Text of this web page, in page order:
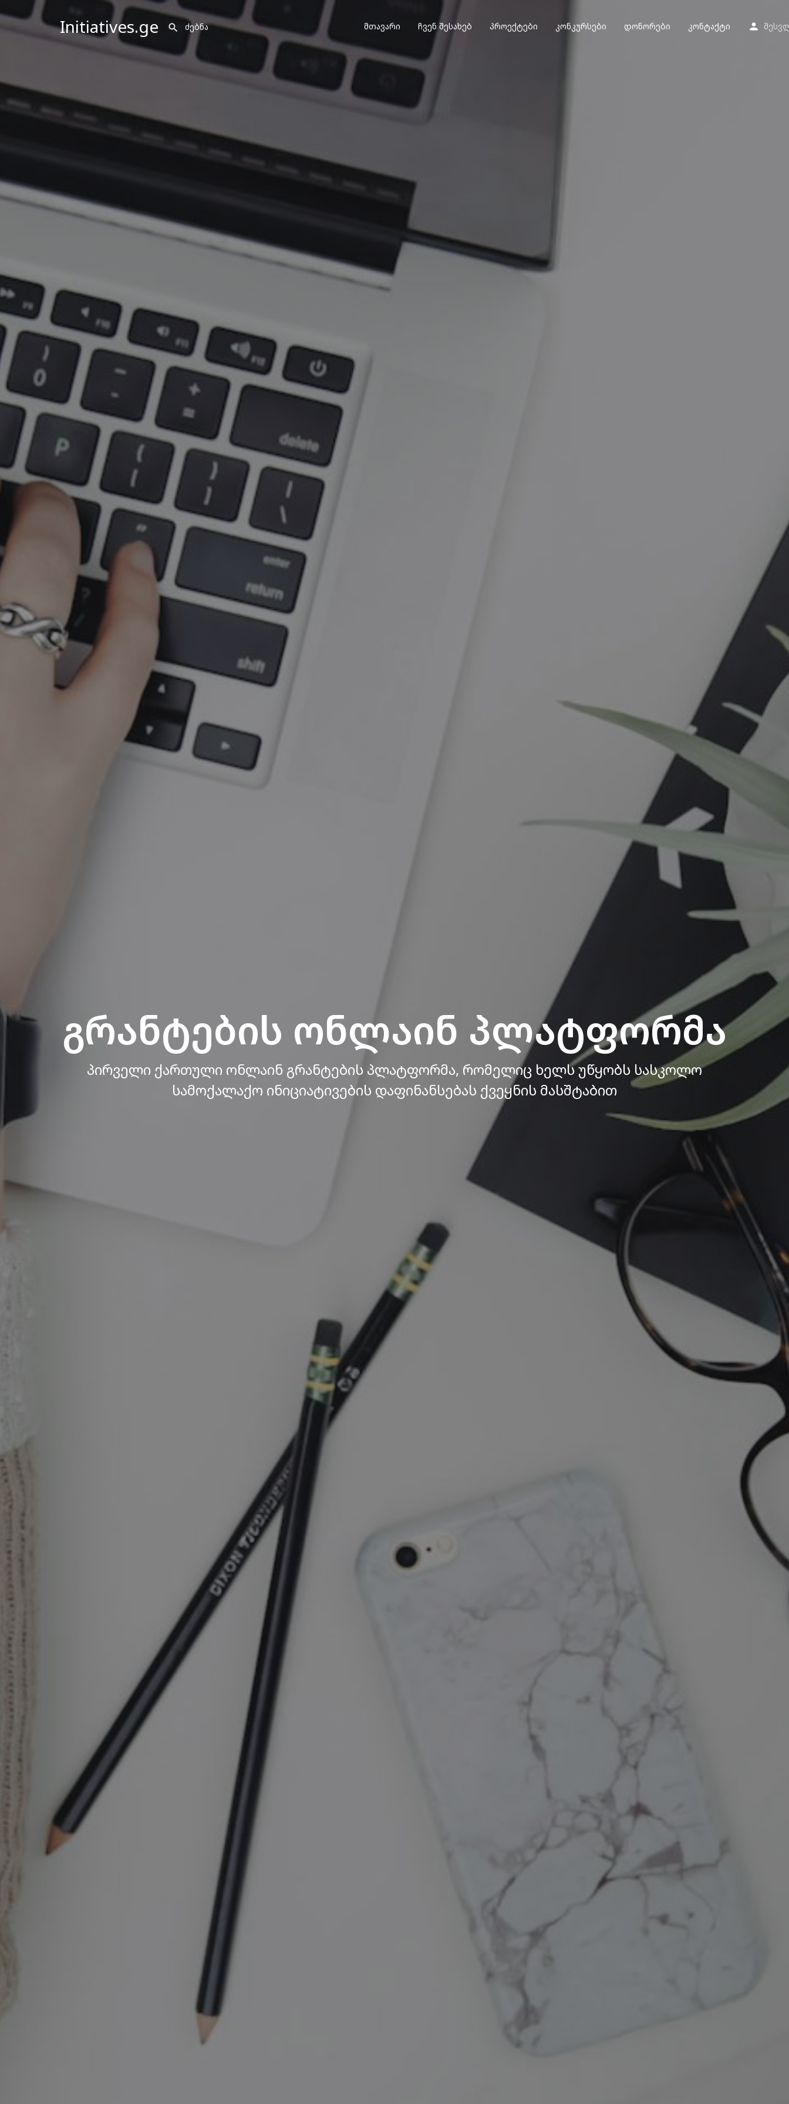
Initiatives.ge მთავარი ჩვენ შესახებ პროექტები კონკურსები დონორები კონტაქტი
გრანტების ონლაინ პლატფორმა
პირველი ქართული ონლაინ გრანტების პლატფორმა, რომელიც ხელს უწყობს სასკოლო
სამოქალაქო ინიციატივების დაფინანსებას ქვეყნის მასშტაბით